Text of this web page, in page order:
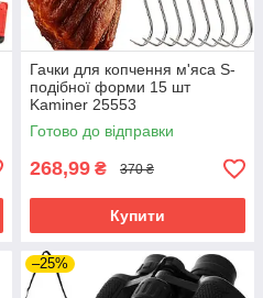
Гачки для копчення м'яса S-
подібної форми 15 шт
Kaminer 25553
Готово до відправки
268,99 ₴ 370 ₴
Купити
–25%